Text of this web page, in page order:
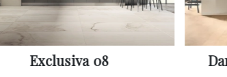
Exclusiva 08